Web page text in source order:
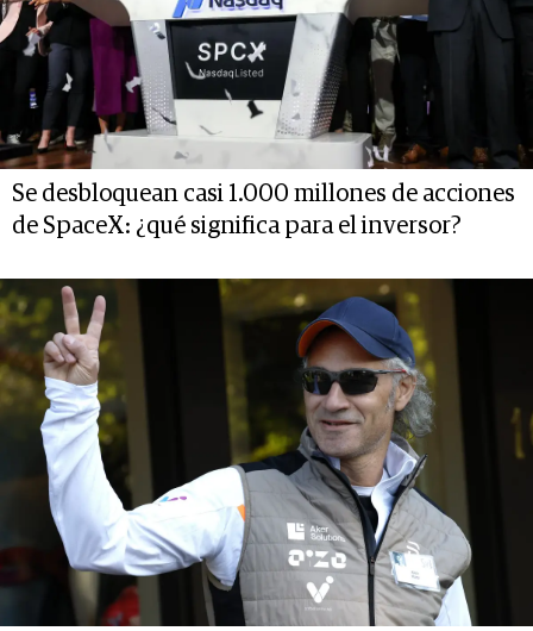
Se desbloquean casi 1.000 millones de acciones
de SpaceX: ¿qué significa para el inversor?